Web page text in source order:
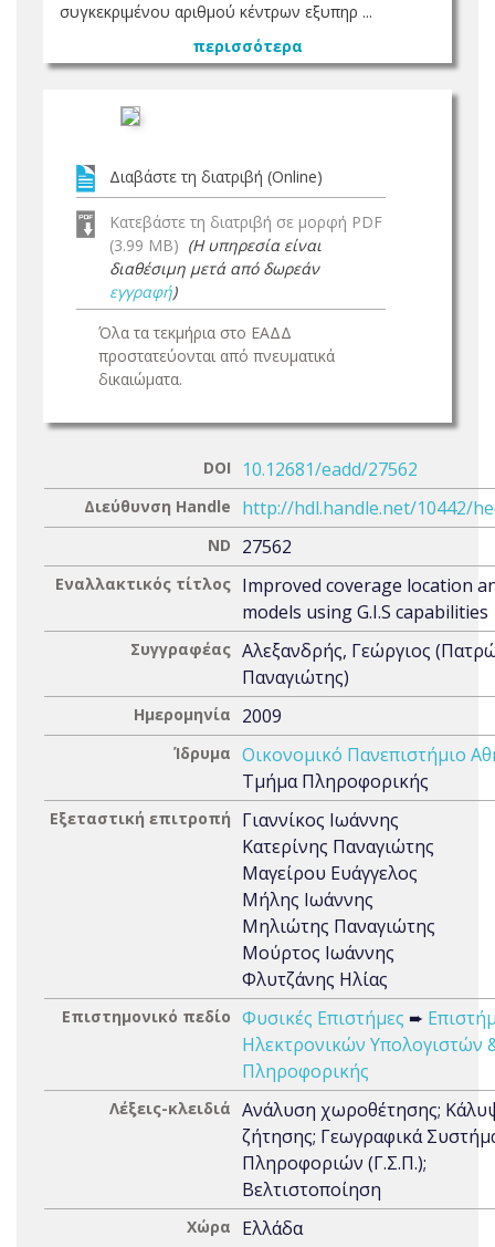
συγκεκριμένου αριθμού κέντρων εξυπηρ ...
περισσότερα
Διαβάστε τη διατριβή (Online)
Κατεβάστε τη διατριβή σε μορφή PDF
(3.99 MB) (Η υπηρεσία είναι
διαθέσιμη μετά από δωρεάν
εγγραφή)
Όλα τα τεκμήρια στο ΕΑΔΔ
προστατεύονται από πνευματικά
δικαιώματα.
DOI 10.12681/eadd/27562
Διεύθυνση Handle http://hdl.handle.net/10442/
ND 27562
Εναλλακτικός τίτλος Improved coverage location
models using G.I.S capabilities
Συγγραφέας Αλεξανδρής, Γεώργιος
Παναγιώτης)
Ημερομηνία 2009
Ίδρυμα Οικονομικό Πανεπιστήμιο
Τμήμα Πληροφορικής
Εξεταστική επιτροπή
Γιαννίκος Ιωάννης
Κατερίνης Παναγιώτης
Μαγείρου Ευάγγελος
Μήλης Ιωάννης
Μηλιώτης Παναγιώτης
Μούρτος Ιωάννης
Φλυτζάνης Ηλίας
Επιστημονικό πεδίο Φυσικές Επιστήμες ➨
Ηλεκτρονικών Υπολογιστών
Πληροφορικής
Λέξεις-κλειδιά Ανάλυση χωροθέτησης;
ζήτησης; Γεωγραφικά
Πληροφοριών (Γ.Σ.Π.);
Βελτιστοποίηση
Χώρα Ελλάδα